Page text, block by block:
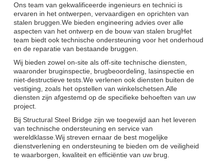
Ons team van gekwalificeerde ingenieurs en technici is
ervaren in het ontwerpen, vervaardigen en oprichten van
stalen bruggen.We bieden engineering advies over alle
aspecten van het ontwerp en de bouw van stalen brugHet
team biedt ook technische ondersteuning voor het onderhoud
en de reparatie van bestaande bruggen.
Wij bieden zowel on-site als off-site technische diensten,
waaronder bruginspectie, brugbeoordeling, lasinspectie en
niet-destructieve tests.We verlenen ook diensten buiten de
vestiging, zoals het opstellen van winkelschetsen.Alle
diensten zijn afgestemd op de specifieke behoeften van uw
project.
Bij Structural Steel Bridge zijn we toegewijd aan het leveren
van technische ondersteuning en service van
wereldklasse.Wij streven ernaar de best mogelijke
dienstverlening en ondersteuning te bieden om de veiligheid
te waarborgen, kwaliteit en efficiëntie van uw brug.